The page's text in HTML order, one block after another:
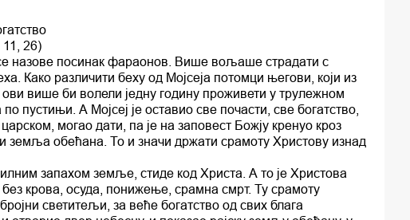
11, 26)
назове посинак фараонов. Више вољаше страдати с
Како различити беху од Мојсеја потомци његови, који из
више би волели једну годину проживети у трулежном
пустињи. А Мојсеј је оставио све почасти, све богатство,
могао дати, па је на заповест Божју кренуо кроз
земља обећана. То и значи држати срамоту Христову изнад
запахом земље, стиде код Христа. А то је Христова
крова, осуда, понижење, срамна смрт. Ту срамоту
светитељи, за веће богатство од свих блага